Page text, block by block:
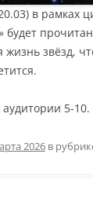
в рамках
будет
звёзд,
5-10.
2026 в